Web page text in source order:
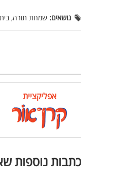
נושאים: שמחת תורה,
אפליקציית
כתבות נוספות